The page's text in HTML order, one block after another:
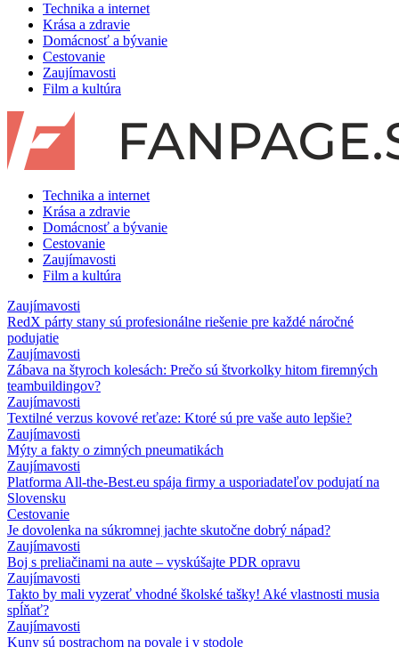
Technika a internet
Krása a zdravie
Domácnosť a bývanie
Cestovanie
Zaujímavosti
Film a kultúra
Technika a internet
Krása a zdravie
Domácnosť a bývanie
Cestovanie
Zaujímavosti
Film a kultúra
Zaujímavosti
RedX párty stany sú profesionálne riešenie pre každé náročné
podujatie
Zaujímavosti
Zábava na štyroch kolesách: Prečo sú štvorkolky hitom firemných
teambuildingov?
Zaujímavosti
Textilné verzus kovové reťaze: Ktoré sú pre vaše auto lepšie?
Zaujímavosti
Mýty a fakty o zimných pneumatikách
Zaujímavosti
Platforma All-the-Best.eu spája firmy a usporiadateľov podujatí na
Slovensku
Cestovanie
Je dovolenka na súkromnej jachte skutočne dobrý nápad?
Zaujímavosti
Boj s preliačinami na aute – vyskúšajte PDR opravu
Zaujímavosti
Takto by mali vyzerať vhodné školské tašky! Aké vlastnosti musia
spĺňať?
Zaujímavosti
Kuny sú postrachom na povale i v stodole